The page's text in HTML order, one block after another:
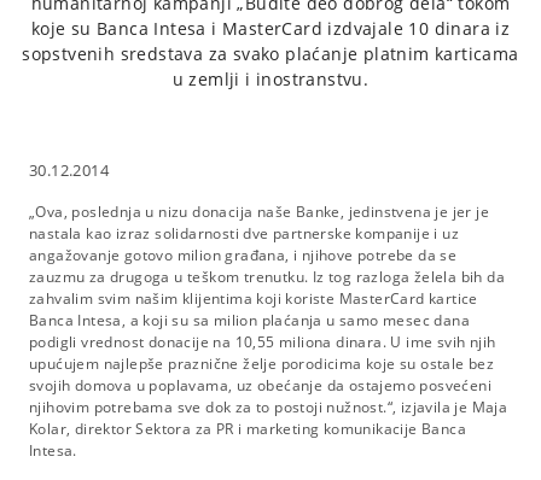
koje su Banca Intesa i MasterCard izdvajale 10 dinara iz
sopstvenih sredstava za svako plaćanje platnim karticama
u zemlji i inostranstvu.
30.12.2014
„Ova, poslednja u nizu donacija naše Banke, jedinstvena je jer je
nastala kao izraz solidarnosti dve partnerske kompanije i uz
angažovanje gotovo milion građana, i njihove potrebe da se
zauzmu za drugoga u teškom trenutku. Iz tog razloga želela bih da
zahvalim svim našim klijentima koji koriste MasterCard kartice
Banca Intesa, a koji su sa milion plaćanja u samo mesec dana
podigli vrednost donacije na 10,55 miliona dinara. U ime svih njih
upućujem najlepše praznične želje porodicima koje su ostale bez
svojih domova u poplavama, uz obećanje da ostajemo posvećeni
njihovim potrebama sve dok za to postoji nužnost.“, izjavila je Maja
Kolar, direktor Sektora za PR i marketing komunikacije Banca
Intesa.